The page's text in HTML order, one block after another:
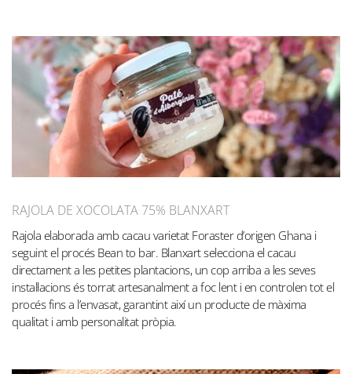
RAJOLA DE XOCOLATA 75% BLANXART
Rajola elaborada amb cacau varietat Foraster d’origen Ghana i
seguint el procés Bean to bar. Blanxart selecciona el cacau
directament a les petites plantacions, un cop arriba a les seves
instal·lacions és torrat artesanalment a foc lent i en controlen tot el
procés fins a l’envasat, garantint així un producte de màxima
qualitat i amb personalitat pròpia.